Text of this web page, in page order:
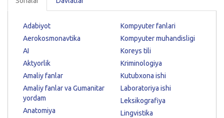
Adabiyot
Aerokosmonavtika
AI
Aktyorlik
Amaliy fanlar
Amaliy fanlar va Gumanitar
yordam
Anatomiya
Kompyuter fanlari
Kompyuter muhandisligi
Koreys tili
Kriminologiya
Kutubxona ishi
Laboratoriya ishi
Leksikografiya
Lingvistika